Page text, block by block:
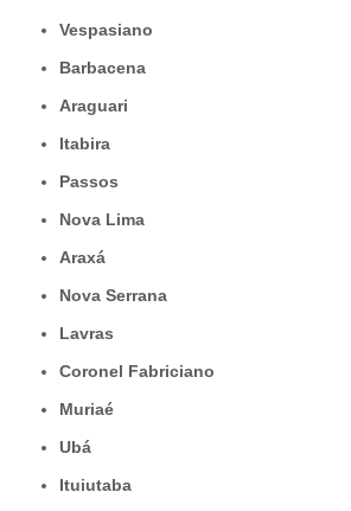
Vespasiano
Barbacena
Araguari
Itabira
Passos
Nova Lima
Araxá
Nova Serrana
Lavras
Coronel Fabriciano
Muriaé
Ubá
Ituiutaba